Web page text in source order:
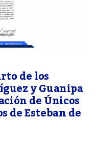
de los
y Guanipa
de Únicos
de Esteban de